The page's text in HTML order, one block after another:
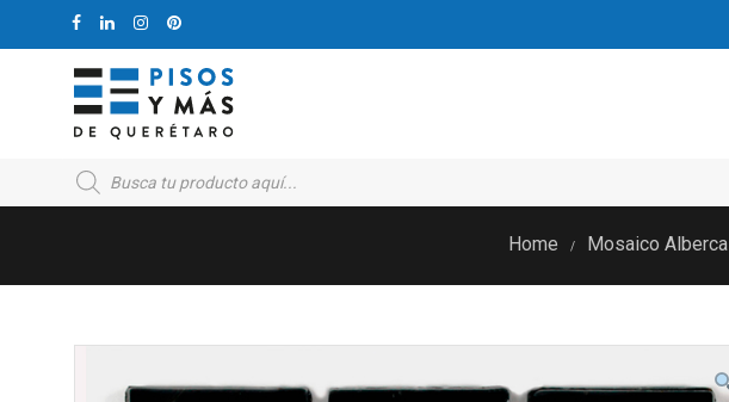
Products
search
Home / Mosaico Alberca